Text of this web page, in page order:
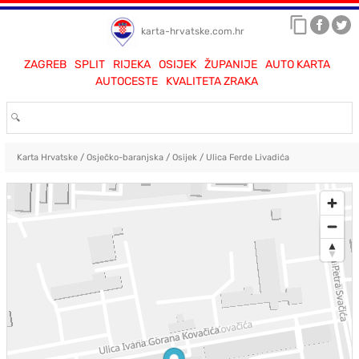
karta-hrvatske.com.hr
ZAGREB SPLIT RIJEKA OSIJEK ŽUPANIJE
AUTO KARTA
AUTOCESTE
KVALITETA ZRAKA
Karta Hrvatske/ Osječko-baranjska/ Osijek / Ulica Ferde Livadića